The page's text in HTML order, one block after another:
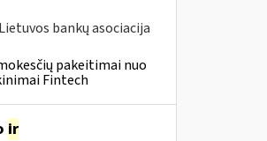
bankų asociacija
pakeitimai nuo
Fintech
ir